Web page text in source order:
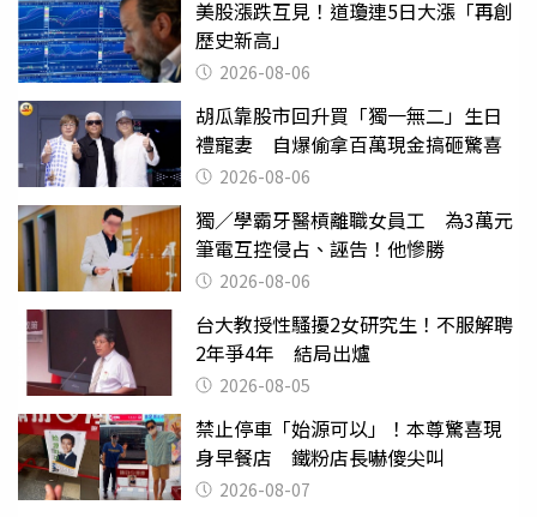
美股漲跌互見！道瓊連5日大漲「再創
歷史新高」
2026-08-06
胡瓜靠股市回升買「獨一無二」生日
禮寵妻 自爆偷拿百萬現金搞砸驚喜
2026-08-06
獨／學霸牙醫槓離職女員工 為3萬元
筆電互控侵占、誣告！他慘勝
2026-08-06
台大教授性騷擾2女研究生！不服解聘
2年爭4年 結局出爐
2026-08-05
禁止停車「始源可以」！本尊驚喜現
身早餐店 鐵粉店長嚇傻尖叫
2026-08-07